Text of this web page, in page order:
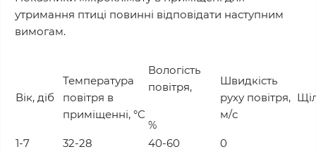
утримання птиці повинні відповідати наступним
вимогам.
Вік, діб
Температура
повітря в
приміщенні, °С
Вологість
повітря,
%
Швидкість
руху повітря,
м/с
1-7 32-28 40-60 0